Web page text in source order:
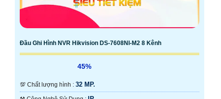
Đầu Ghi Hình NVR Hikvision DS-7608NI-M2 8 Kênh
45%
💯 Chất lượng hình : 32 MP.